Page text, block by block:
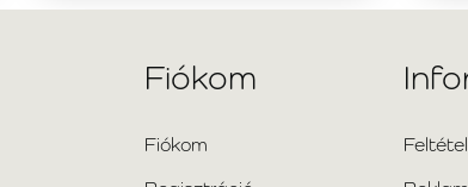
Fiókom
Fiókom